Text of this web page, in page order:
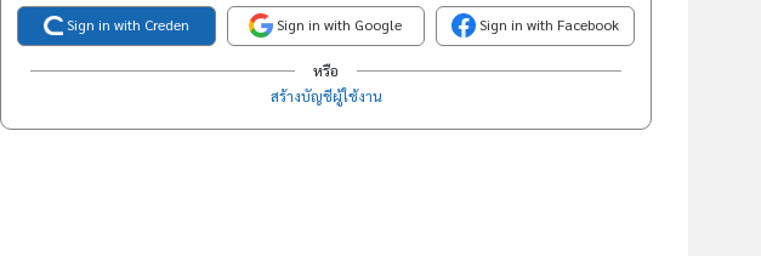
Sign in with Creden Sign in with Google Sign in with Facebook
หรือ
สร้างบัญชีผู้ใช้งาน